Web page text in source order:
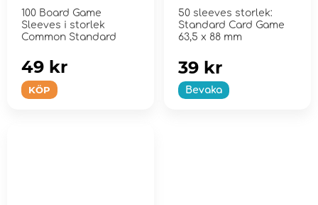
100 Board Game
Sleeves i storlek
Common Standard
KÖP
49 kr
50 sleeves storlek:
Standard Card Game
63,5 x 88 mm
Bevaka
39 kr